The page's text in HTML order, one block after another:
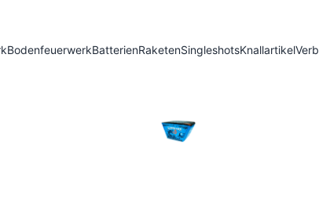
BodenfeuerwerkBatterienRaketenSingleshotsKnallartikel